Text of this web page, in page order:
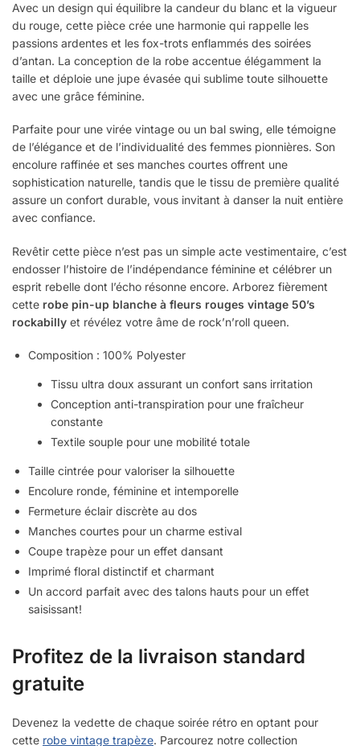
Avec un design qui équilibre la candeur du blanc et la vigueur
du rouge, cette pièce crée une harmonie qui rappelle les
passions ardentes et les fox-trots enflammés des soirées
d’antan. La conception de la robe accentue élégamment la
taille et déploie une jupe évasée qui sublime toute silhouette
avec une grâce féminine.
Parfaite pour une virée vintage ou un bal swing, elle témoigne
de l’élégance et de l’individualité des femmes pionnières. Son
encolure raffinée et ses manches courtes offrent une
sophistication naturelle, tandis que le tissu de première qualité
assure un confort durable, vous invitant à danser la nuit entière
avec confiance.
Revêtir cette pièce n’est pas un simple acte vestimentaire, c’est
endosser l’histoire de l’indépendance féminine et célébrer un
esprit rebelle dont l’écho résonne encore. Arborez fièrement
cette robe pin-up blanche à fleurs rouges vintage 50’s
rockabilly et révélez votre âme de rock’n’roll queen.
Composition : 100% Polyester
Tissu ultra doux assurant un confort sans irritation
Conception anti-transpiration pour une fraîcheur
constante
Textile souple pour une mobilité totale
Taille cintrée pour valoriser la silhouette
Encolure ronde, féminine et intemporelle
Fermeture éclair discrète au dos
Manches courtes pour un charme estival
Coupe trapèze pour un effet dansant
Imprimé floral distinctif et charmant
Un accord parfait avec des talons hauts pour un effet
saisissant!
Profitez de la livraison standard
gratuite
Devenez la vedette de chaque soirée rétro en optant pour
cette robe vintage trapèze. Parcourez notre collection